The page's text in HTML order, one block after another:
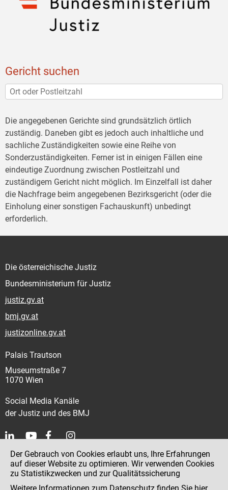
Gericht suchen
Die angegebenen Gerichte sind grundsätzlich örtlich
zuständig. Daneben gibt es jedoch auch inhaltliche und
sachliche Zuständigkeiten sowie eine Reihe von
Sonderzuständigkeiten. Ferner ist in einigen Fällen eine
eindeutige Zuordnung zwischen Postleitzahl und
zuständigem Gericht nicht möglich. Im Einzelfall ist daher
die Nachfrage beim angegebenen Bezirksgericht (oder die
Einholung einer sonstigen Fachauskunft) unbedingt
erforderlich.
Die österreichische Justiz
Bundesministerium für Justiz
justiz.gv.at
bmj.gv.at
justizonline.gv.at
Palais Trautson
Museumstraße 7
1070 Wien
Social Media Kanäle
der Justiz und des BMJ
Kontakt
Impressum
Der Gebrauch von Cookies erlaubt uns, Ihre Erfahrungen
auf dieser Website zu optimieren. Wir verwenden Cookies
zu Statistikzwecken und zur Qualitätssicherung